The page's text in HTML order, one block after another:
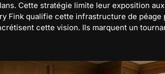
Cette stratégie limite leur exposition
Fink qualifie cette infrastructure de
cette vision. Ils marquent un